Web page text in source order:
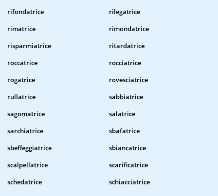
rifondatrice
rilegatrice
rimatrice
rimondatrice
risparmiatrice
ritardatrice
roccatrice
rocciatrice
rogatrice
rovesciatrice
rullatrice
sabbiatrice
sagomatrice
salatrice
sarchiatrice
sbafatrice
sbeffeggiatrice
sbiancatrice
scalpellatrice
scarificatrice
schedatrice
schiacciatrice